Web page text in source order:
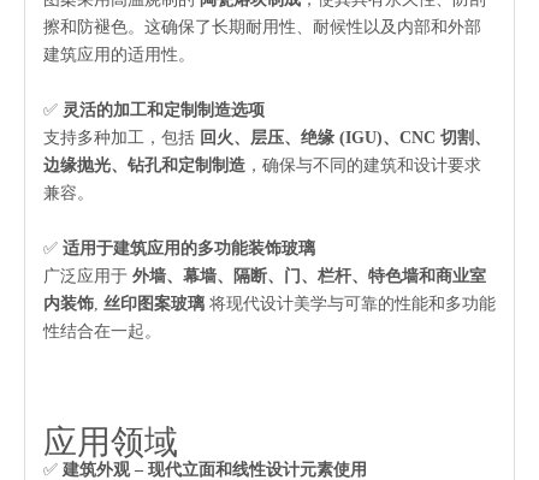
擦和防褪色。这确保了长期耐用性、耐候性以及内部和外部
建筑应用的适用性。
✅ 灵活的加工和定制制造选项
支持多种加工，包括 回火、层压、绝缘 (IGU)、CNC 切割、
边缘抛光、钻孔和定制制造 ，确保与不同的建筑和设计要求
兼容。
✅ 适用于建筑应用的多功能装饰玻璃
广泛应用于 外墙、幕墙、隔断、门、栏杆、特色墙和商业室
内装饰, 丝印图案玻璃 将现代设计美学与可靠的性能和多功能
性结合在一起。
应用领域
✅ 建筑外观 – 现代立面和线性设计元素使用